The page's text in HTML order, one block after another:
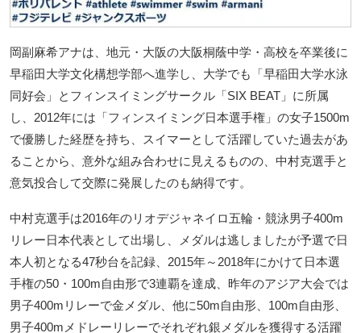
岡副麻希アナは、地元・大阪の大阪桐蔭中学・高校を卒業後に
早稲田大学文化構想学部へ進学し、大学でも「早稲田大学水泳
同好会」とフィンスイミングサークル「SIX BEAT」に所属
し、2012年には「フィンスイミング日本選手権」の女子1500m
で優勝した経歴を持ち、スイマーとして活躍していた過去があ
ることから、意外な組み合わせに見えるものの、中村克選手と
意気投合して交際に発展したのも納得です。
中村克選手は2016年のリオデジャネイロ五輪・競泳男子400m
リレー日本代表として出場し、メダルは逃しましたが予選で日
本人初となる47秒台を記録、2015年～2018年にかけて日本選
手権の50・100m自由形で3連覇を達成、昨年のアジア大会では
男子400mリレーで金メダル、他に50m自由形、100m自由形、
男子400mメドレーリレーでそれぞれ銀メダルを獲得する活躍